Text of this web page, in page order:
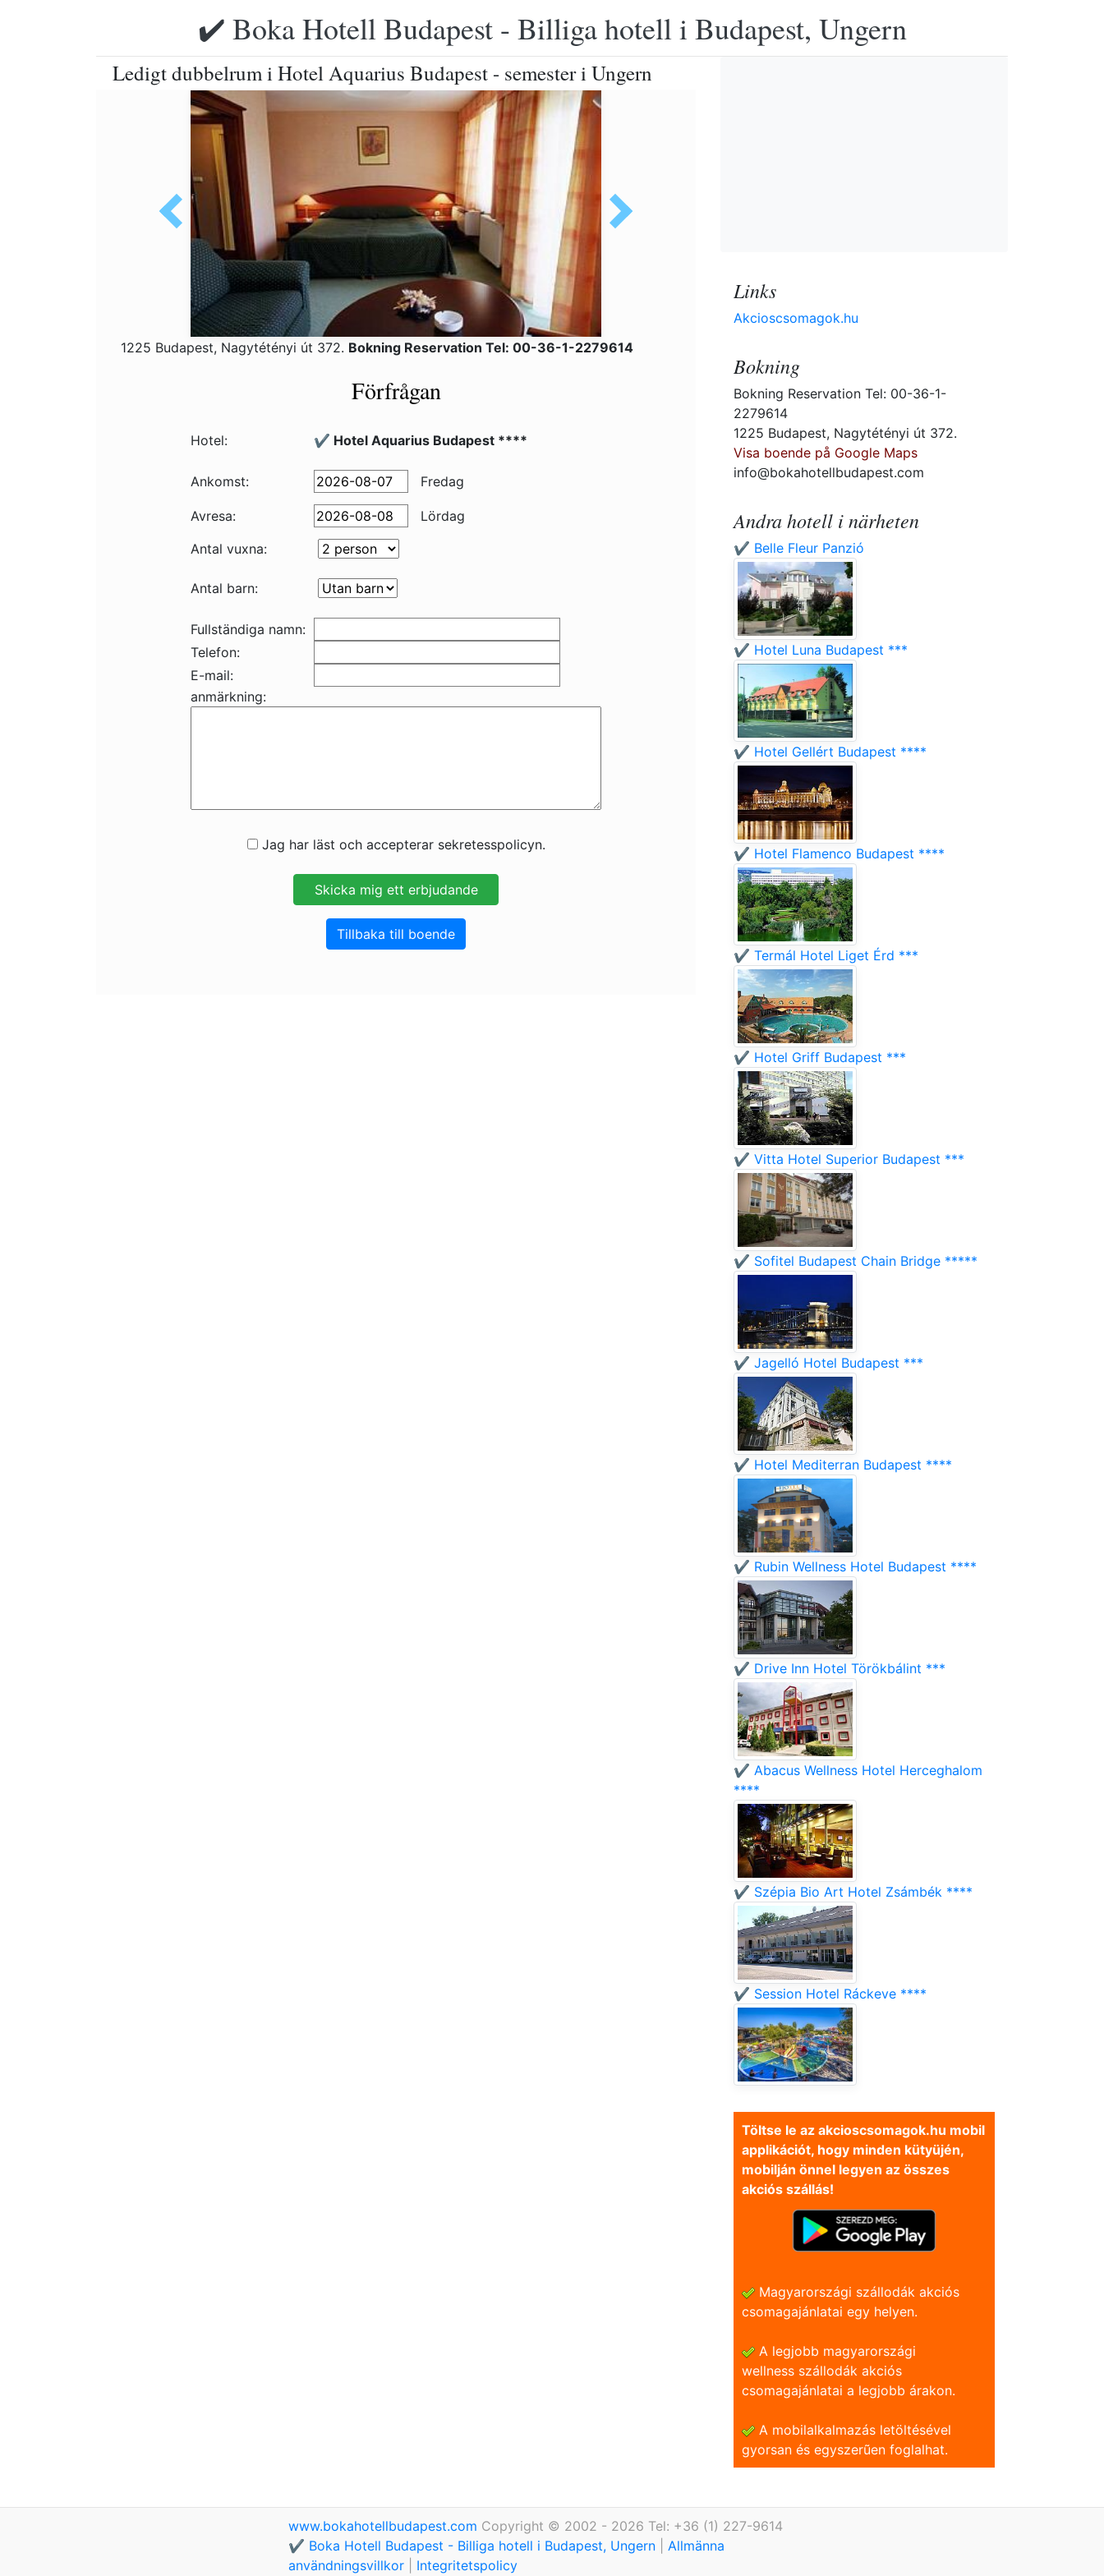
✔️ Boka Hotell Budapest - Billiga hotell i Budapest, Ungern
Ledigt dubbelrum i Hotel Aquarius Budapest - semester i Ungern
1225 Budapest, Nagytétényi út 372. Bokning Reservation Tel: 00-36-1-2279614
Förfrågan
Hotel: ✔️ Hotel Aquarius Budapest ****
Ankomst: Fredag
Avresa:
Lördag
Antal vuxna:
Antal barn:
Fullständiga namn:
Telefon:
E-mail:
anmärkning:
Jag har läst och accepterar sekretesspolicyn.
Tillbaka till boende
Links
Akcioscsomagok.hu
Bokning
Bokning Reservation Tel: 00-36-1-
2279614
1225 Budapest, Nagytétényi út 372.
Visa boende på Google Maps
info@bokahotellbudapest.com
Andra hotell i närheten
✔️ Belle Fleur Panzió
✔️ Hotel Luna Budapest ***
✔️ Hotel Gellért Budapest ****
✔️ Hotel Flamenco Budapest ****
✔️ Termál Hotel Liget Érd ***
✔️ Hotel Griff Budapest ***
✔️ Vitta Hotel Superior Budapest ***
✔️ Sofitel Budapest Chain Bridge *****
✔️ Jagelló Hotel Budapest ***
✔️ Hotel Mediterran Budapest ****
✔️ Rubin Wellness Hotel Budapest ****
✔️ Drive Inn Hotel Törökbálint ***
✔️ Abacus Wellness Hotel Herceghalom
****
✔️ Szépia Bio Art Hotel Zsámbék ****
✔️ Session Hotel Ráckeve ****
Töltse le az akcioscsomagok.hu mobil
applikációt, hogy minden kütyüjén,
mobilján önnel legyen az összes
akciós szállás!
Magyarországi szállodák akciós
csomagajánlatai egy helyen.
A legjobb magyarországi
wellness szállodák akciós
csomagajánlatai a legjobb árakon.
A mobilalkalmazás letöltésével
gyorsan és egyszerũen foglalhat.
www.bokahotellbudapest.com Copyright © 2002 - 2026 Tel: +36 (1) 227-9614
✔️ Boka Hotell Budapest - Billiga hotell i Budapest, Ungern
Allmänna
användningsvillkor
Integritetspolicy